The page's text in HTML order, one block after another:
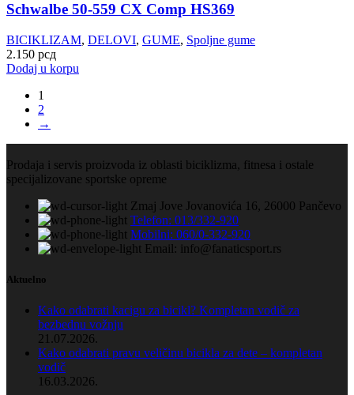
Schwalbe 50-559 CX Comp HS369
BICIKLIZAM, DELOVI, GUME, Spoljne gume
2.150 рсд
Dodaj u korpu
1
2
→
Prodaja i servis proizvoda iz oblasti biciklizma, fitnesa i ostale
specijalizovane sportske opreme
Zmaj Jove Jovanovića 16, 26000 Pančevo
Telefon: 013/332-920
Mobilni: 060/0-332-920
Email: info@fanaticsport.rs
Aktuelno
Kako odabrati kacigu za bicikl? Kompletan vodič za
bezbednu vožnju
21.07.2026.
Kako odabrati pravu veličinu bicikla za dete – kompletan
vodič
16.03.2026.